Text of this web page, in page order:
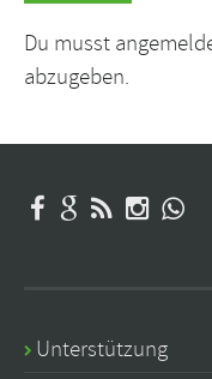
Du musst
abzugeben.
Unterstützung